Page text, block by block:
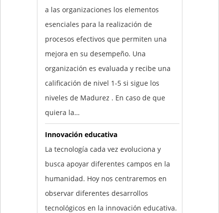
a las organizaciones los elementos
esenciales para la realización de
procesos efectivos que permiten una
mejora en su desempeño. Una
organización es evaluada y recibe una
calificación de nivel 1-5 si sigue los
niveles de Madurez . En caso de que
quiera la…
Innovación educativa
La tecnología cada vez evoluciona y
busca apoyar diferentes campos en la
humanidad. Hoy nos centraremos en
observar diferentes desarrollos
tecnológicos en la innovación educativa.